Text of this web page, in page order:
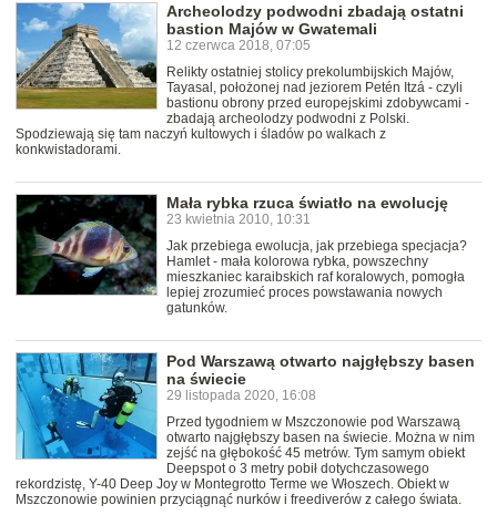
Archeolodzy podwodni zbadają ostatni
bastion Majów w Gwatemali
12 czerwca 2018, 07:05
Relikty ostatniej stolicy prekolumbijskich Majów,
Tayasal, położonej nad jeziorem Petén Itzá - czyli
bastionu obrony przed europejskimi zdobywcami -
zbadają archeolodzy podwodni z Polski.
Spodziewają się tam naczyń kultowych i śladów po walkach z
konkwistadorami.
Mała rybka rzuca światło na ewolucję
23 kwietnia 2010, 10:31
Jak przebiega ewolucja, jak przebiega specjacja?
Hamlet - mała kolorowa rybka, powszechny
mieszkaniec karaibskich raf koralowych, pomogła
lepiej zrozumieć proces powstawania nowych
gatunków.
Pod Warszawą otwarto najgłębszy basen
na świecie
29 listopada 2020, 16:08
Przed tygodniem w Mszczonowie pod Warszawą
otwarto najgłębszy basen na świecie. Można w nim
zejść na głębokość 45 metrów. Tym samym obiekt
Deepspot o 3 metry pobił dotychczasowego
rekordzistę, Y-40 Deep Joy w Montegrotto Terme we Włoszech. Obiekt w
Mszczonowie powinien przyciągnąć nurków i freediverów z całego świata.